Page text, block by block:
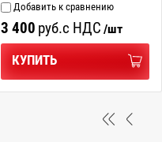
Добавить к сравнению
3 400 руб.с НДС /шт
КУПИТЬ